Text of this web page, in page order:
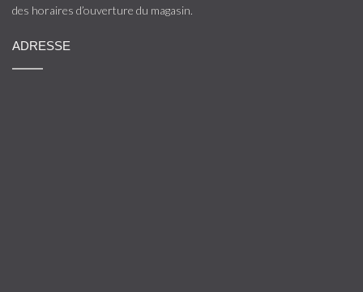
des horaires d’ouverture du magasin.
ADRESSE